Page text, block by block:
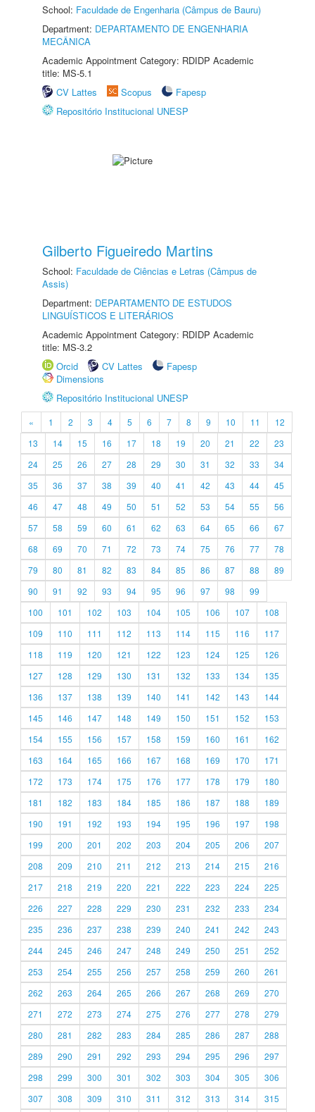
School: Faculdade de Engenharia (Câmpus de Bauru)
Department: DEPARTAMENTO DE ENGENHARIA
MECÂNICA
Academic Appointment Category: RDIDP Academic
title: MS-5.1
CV Lattes
Scopus
Fapesp
Repositório Institucional UNESP
Gilberto Figueiredo Martins
School: Faculdade de Ciências e Letras (Câmpus de
Assis)
Department: DEPARTAMENTO DE ESTUDOS
LINGUÍSTICOS E LITERÁRIOS
Academic Appointment Category: RDIDP Academic
title: MS-3.2
Orcid
CV Lattes
Fapesp
Dimensions
Repositório Institucional UNESP
« 1 2 3 4 5 6 7 8 9 10 11
12
13
14 15 16 17 18 19 20 21 22
23
24
25 26 27 28 29 30 31 32 33
34
35
36 37 38 39 40 41 42 43 44
45
46
47 48 49 50 51 52 53 54 55
56
57
58 59 60 61 62 63 64 65 66
67
68
69 70 71 72 73 74 75 76 77
78
79
80 81 82 83 84 85 86 87 88
89
90
91 92 93 94 95 96 97 98
99
100
101 102 103 104 105 106 107
108
109
110 111 112 113 114 115 116
117
118
119 120 121 122 123 124 125
126
127
128 129 130 131 132 133 134
135
136
137 138 139 140 141 142 143
144
145
146 147 148 149 150 151 152
153
154
155 156 157 158 159 160 161
162
163
164 165 166 167 168 169 170
171
172
173 174 175 176 177 178 179
180
181
182 183 184 185 186 187 188
189
190
191 192 193 194 195 196 197
198
199
200 201 202 203 204 205 206
207
208
209 210 211 212 213 214 215
216
217
218 219 220 221 222 223 224
225
226
227 228 229 230 231 232 233
234
235
236 237 238 239 240 241 242
243
244
245 246 247 248 249 250 251
252
253
254 255 256 257 258 259 260
261
262
263 264 265 266 267 268 269
270
271
272 273 274 275 276 277 278
279
280
281 282 283 284 285 286 287
288
289
290 291 292 293 294 295 296
297
298
299 300 301 302 303 304 305
306
307
308 309 310 311 312 313 314 315